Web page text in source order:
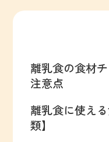
離乳食の食材
注意点
離乳食に使え
類】